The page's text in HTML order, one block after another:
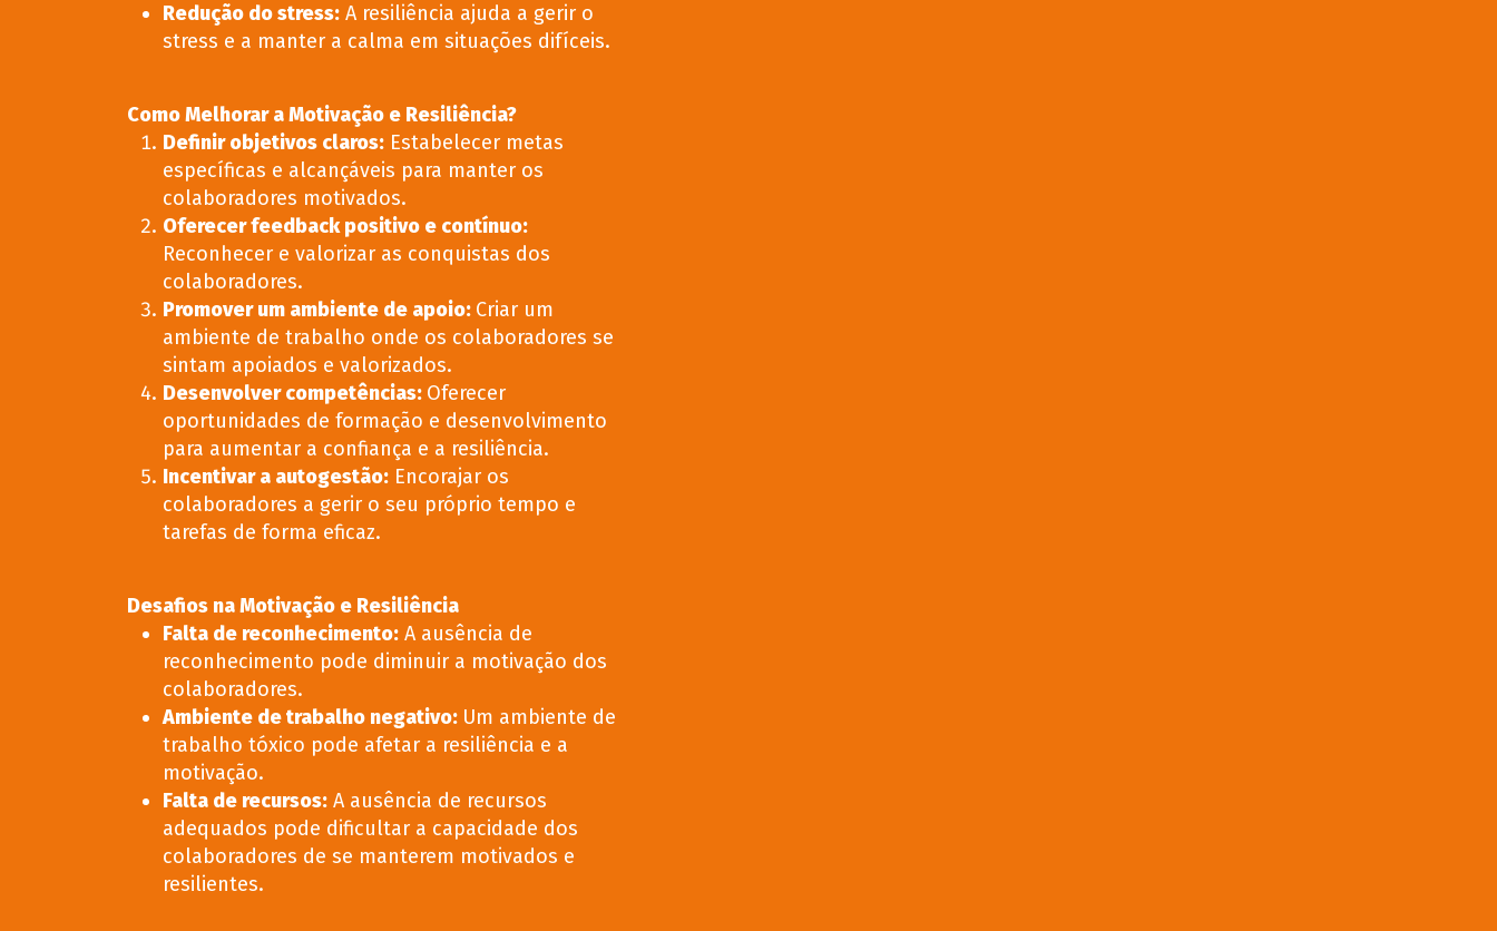
Redução do stress: A resiliência ajuda a gerir o
stress e a manter a calma em situações difíceis.
Como Melhorar a Motivação e Resiliência?
Definir objetivos claros: Estabelecer metas
específicas e alcançáveis para manter os
colaboradores motivados.
Oferecer feedback positivo e contínuo:
Reconhecer e valorizar as conquistas dos
colaboradores.
Promover um ambiente de apoio: Criar um
ambiente de trabalho onde os colaboradores se
sintam apoiados e valorizados.
Desenvolver competências: Oferecer
oportunidades de formação e desenvolvimento
para aumentar a confiança e a resiliência.
Incentivar a autogestão: Encorajar os
colaboradores a gerir o seu próprio tempo e
tarefas de forma eficaz.
Desafios na Motivação e Resiliência
Falta de reconhecimento: A ausência de
reconhecimento pode diminuir a motivação dos
colaboradores.
Ambiente de trabalho negativo: Um ambiente de
trabalho tóxico pode afetar a resiliência e a
motivação.
Falta de recursos: A ausência de recursos
adequados pode dificultar a capacidade dos
colaboradores de se manterem motivados e
resilientes.